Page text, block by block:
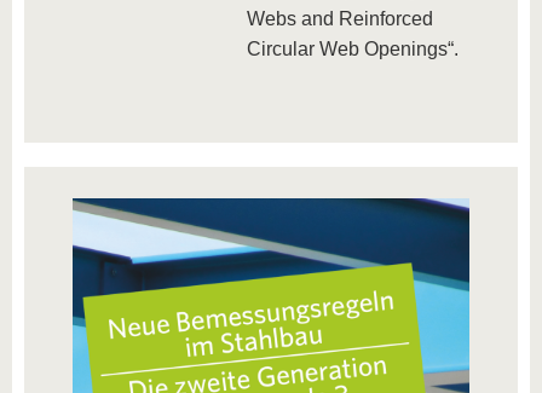
Webs and Reinforced
Circular Web Openings“.